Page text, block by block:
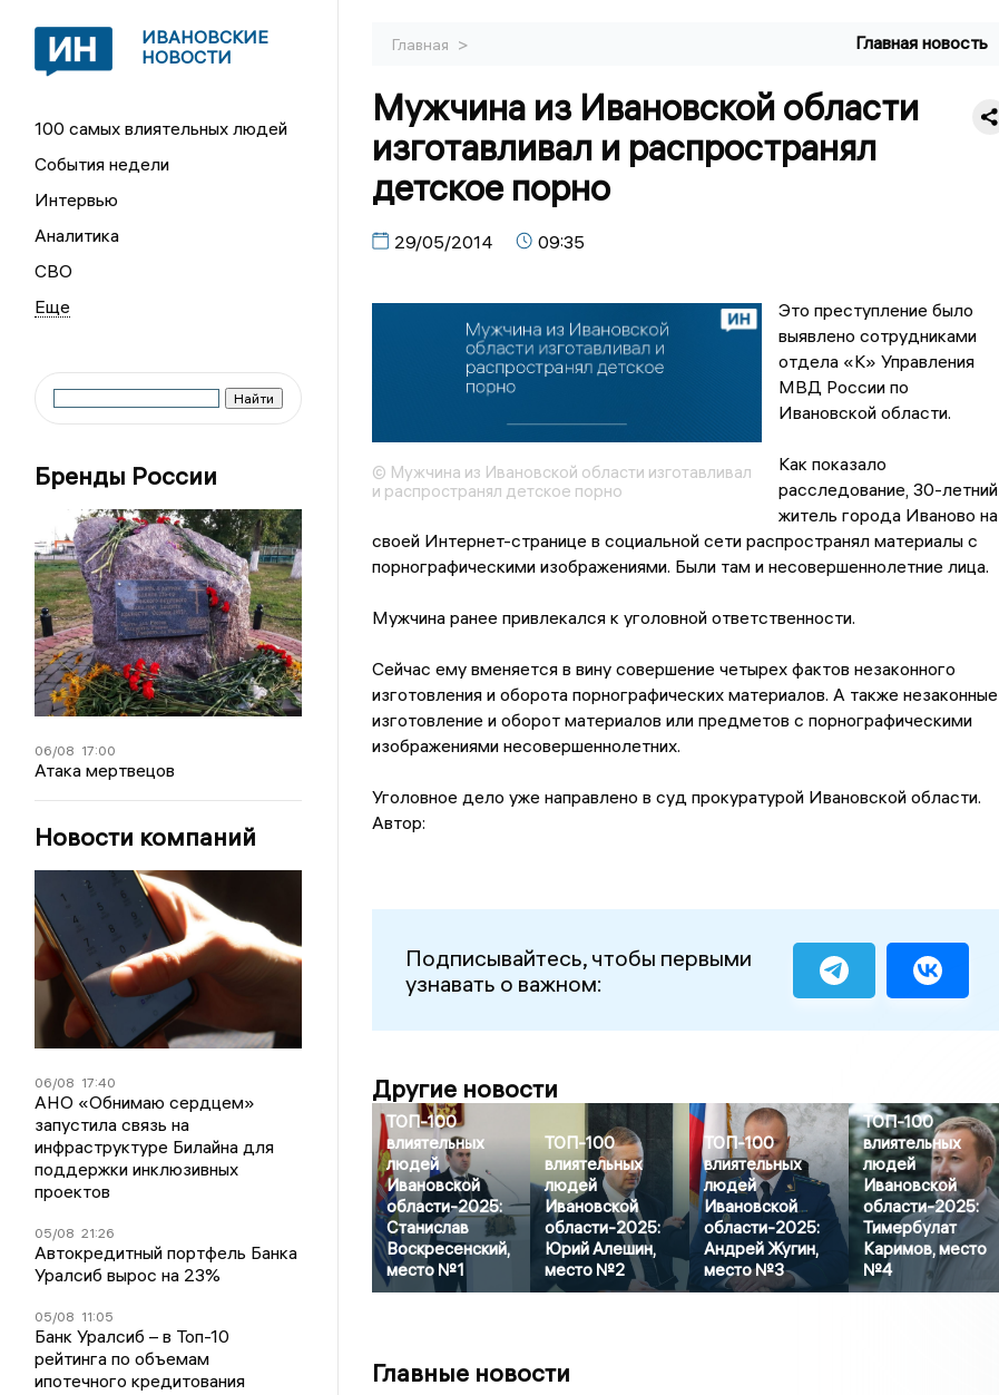
ИВАНОВСКИЕ
НОВОСТИ
100 самых влиятельных людей
События недели
Интервью
Аналитика
СВО
Бренды России
06/08 17:00
Атака мертвецов
Новости компаний
06/08 17:40
АНО «Обнимаю сердцем»
запустила связь на
инфраструктуре Билайна для
поддержки инклюзивных
проектов
05/08 21:26
Автокредитный портфель Банка
Уралсиб вырос на 23%
05/08 11:05
Банк Уралсиб – в Топ-10
рейтинга по объемам
ипотечного кредитования
Главная > Главная новость
Мужчина из Ивановской области
изготавливал и распространял
детское порно
29/05/2014 09:35
© Мужчина из Ивановской области изготавливал
и распространял детское порно
Это преступление было
выявлено сотрудниками
отдела «К» Управления
МВД России по
Ивановской области.
Как показало
расследование, 30-летний
житель города Иваново на
своей Интернет-странице в социальной сети распространял материалы с
порнографическими изображениями. Были там и несовершеннолетние лица.
Мужчина ранее привлекался к уголовной ответственности.
Сейчас ему вменяется в вину совершение четырех фактов незаконного
изготовления и оборота порнографических материалов. А также незаконные
изготовление и оборот материалов или предметов с порнографическими
изображениями несовершеннолетних.
Уголовное дело уже направлено в суд прокуратурой Ивановской области.
Автор:
Подписывайтесь, чтобы первыми
узнавать о важном:
Другие новости
ТОП-100
влиятельных
людей
Ивановской
области-2025:
Станислав
Воскресенский,
место №1
ТОП-100
влиятельных
людей
Ивановской
области-2025:
Юрий Алешин,
место №2
ТОП-100
влиятельных
людей
Ивановской
области-2025:
Андрей Жугин,
место №3
ТОП-100
влиятельных
людей
Ивановской
области-2025:
Тимербулат
Каримов, место
№4
Главные новости